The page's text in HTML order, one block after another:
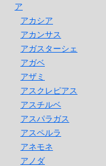
ア
アカシア
アカンサス
アガスターシェ
アガベ
アザミ
アスクレピアス
アスチルベ
アスパラガス
アスペルラ
アネモネ
アノダ